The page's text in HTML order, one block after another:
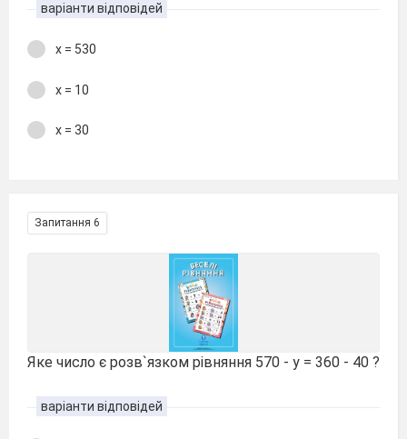
варіанти відповідей
х = 530
х = 10
х = 30
Запитання 6
Яке число є розв`язком рівняння 570 - у = 360 - 40 ?
варіанти відповідей